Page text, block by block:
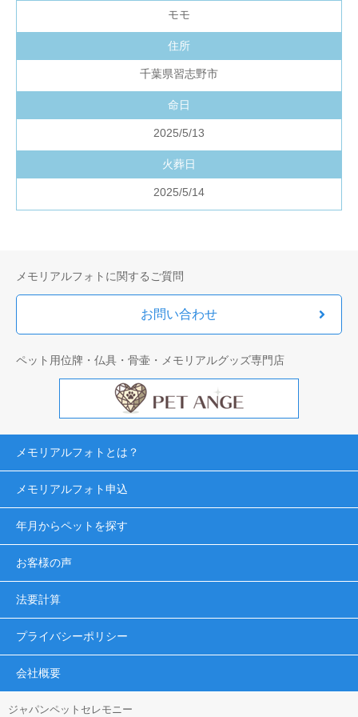
モモ
住所
千葉県習志野市
命日
2025/5/13
火葬日
2025/5/14
メモリアルフォトに関するご質問
お問い合わせ
ペット用位牌・仏具・骨壷・メモリアルグッズ専門店
メモリアルフォトとは？
メモリアルフォト申込
年月からペットを探す
お客様の声
法要計算
プライバシーポリシー
会社概要
ジャパンペットセレモニー